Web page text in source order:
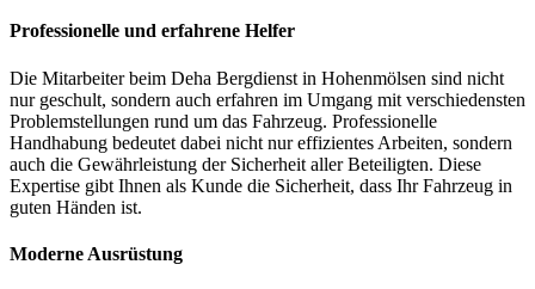
Professionelle und erfahrene Helfer
Die Mitarbeiter beim Deha Bergdienst in Hohenmölsen sind nicht
nur geschult, sondern auch erfahren im Umgang mit verschiedensten
Problemstellungen rund um das Fahrzeug. Professionelle
Handhabung bedeutet dabei nicht nur effizientes Arbeiten, sondern
auch die Gewährleistung der Sicherheit aller Beteiligten. Diese
Expertise gibt Ihnen als Kunde die Sicherheit, dass Ihr Fahrzeug in
guten Händen ist.
Moderne Ausrüstung